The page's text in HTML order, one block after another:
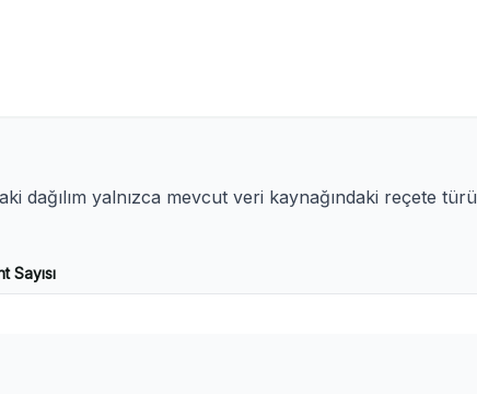
dağılım yalnızca mevcut veri kaynağındaki reçete türü
Sayısı